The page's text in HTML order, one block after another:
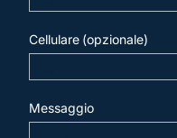
Cellulare (opzionale)
Messaggio